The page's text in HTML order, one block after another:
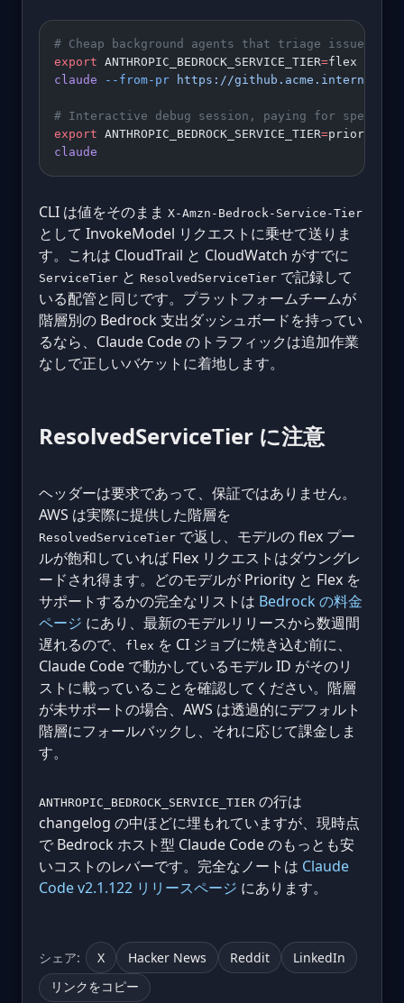
# Cheap background agents that triage issues
export ANTHROPIC_BEDROCK_SERVICE_TIER=flex
claude --from-pr https://github.acme.internal/
# Interactive debug session, paying for speed
export ANTHROPIC_BEDROCK_SERVICE_TIER=priority
claude
CLI は値をそのまま X-Amzn-Bedrock-Service-Tier
として InvokeModel リクエストに乗せて送りま
す。これは CloudTrail と CloudWatch がすでに
ServiceTier と ResolvedServiceTier で記録して
いる配管と同じです。プラットフォームチームが
階層別の Bedrock 支出ダッシュボードを持ってい
るなら、Claude Code のトラフィックは追加作業
なしで正しいバケットに着地します。
ResolvedServiceTier に注意
ヘッダーは要求であって、保証ではありません。
AWS は実際に提供した階層を
ResolvedServiceTier で返し、モデルの flex プー
ルが飽和していれば Flex リクエストはダウングレ
ードされ得ます。どのモデルが Priority と Flex を
サポートするかの完全なリストは Bedrock の料金
ページ にあり、最新のモデルリリースから数週間
遅れるので、
flex を CI ジョブに焼き込む前に、
Claude Code で動かしているモデル ID がそのリ
ストに載っていることを確認してください。階層
が未サポートの場合、AWS は透過的にデフォルト
階層にフォールバックし、それに応じて課金しま
す。
ANTHROPIC_BEDROCK_SERVICE_TIER の行は
changelog の中ほどに埋もれていますが、現時点
で Bedrock ホスト型 Claude Code のもっとも安
いコストのレバーです。完全なノートは Claude
Code v2.1.122 リリースページ にあります。
シェア: X Hacker News Reddit LinkedIn
リンクをコピー